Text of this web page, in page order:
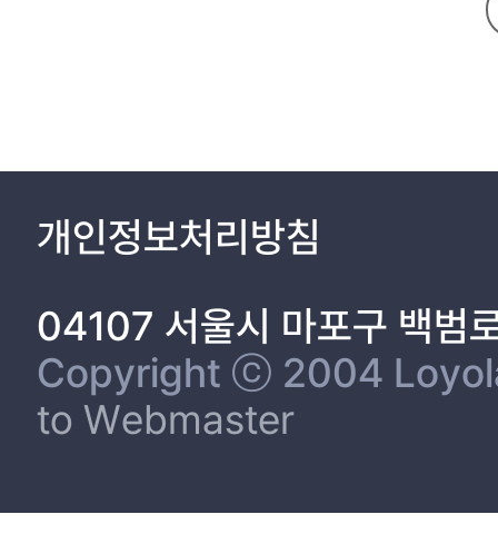
개인정보처리방침
04107 서울시 마포구 백범
Copyright ⓒ 2004
to Webmaster